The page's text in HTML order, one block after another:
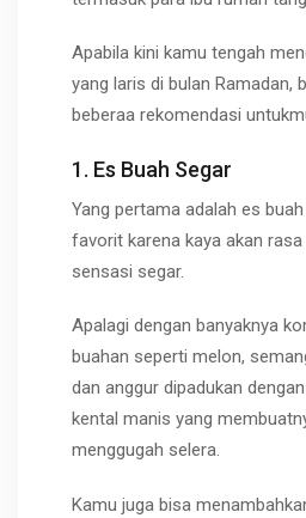
Apabila kini kamu tengah
yang laris di bulan Ramadan,
beberaa rekomendasi
1. Es Buah Segar
Yang pertama adalah es
favorit karena kaya akan
sensasi segar.
Apalagi dengan banyaknya
buahan seperti melon,
dan anggur dipadukan
kental manis yang
menggugah selera.
Kamu juga bisa